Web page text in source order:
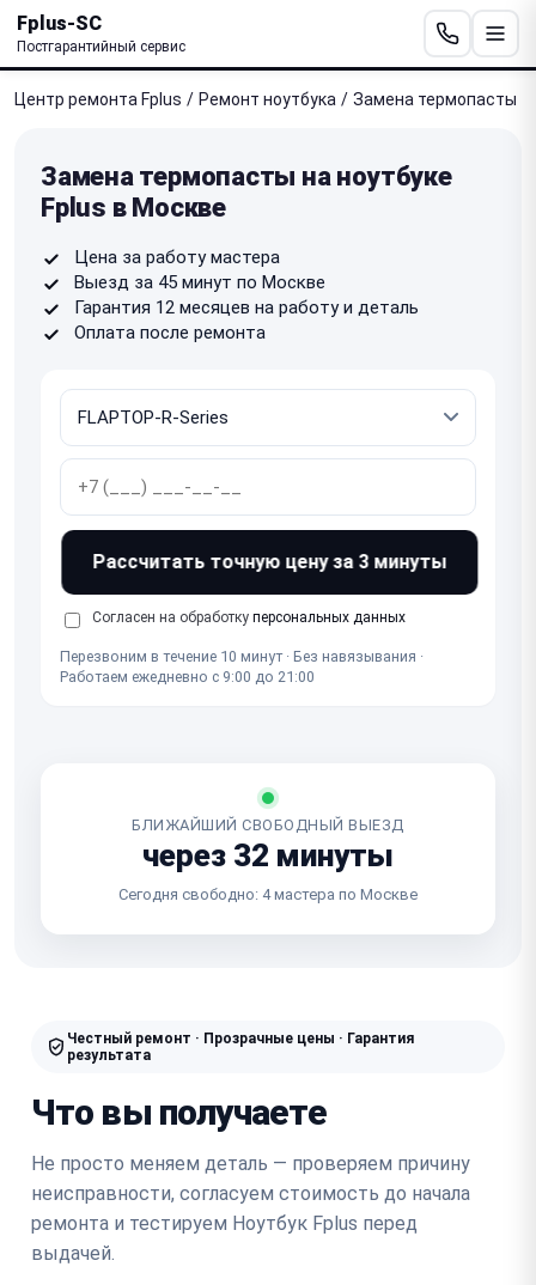
Fplus-SC
Постгарантийный сервис
Центр ремонта Fplus / Ремонт ноутбука / Замена термопасты
Замена термопасты на ноутбуке
Fplus в Москве
Цена за работу мастера
Выезд за 45 минут по Москве
Гарантия 12 месяцев на работу и деталь
Оплата после ремонта
Рассчитать точную цену за 3 минуты
Согласен на обработку персональных данных
Перезвоним в течение 10 минут · Без навязывания ·
Работаем ежедневно с 9:00 до 21:00
БЛИЖАЙШИЙ СВОБОДНЫЙ ВЫЕЗД
через 32 минуты
Сегодня свободно: 4 мастера по Москве
Честный ремонт · Прозрачные цены · Гарантия
результата
Что вы получаете
Не просто меняем деталь — проверяем причину
неисправности, согласуем стоимость до начала
ремонта и тестируем Ноутбук Fplus перед
выдачей.